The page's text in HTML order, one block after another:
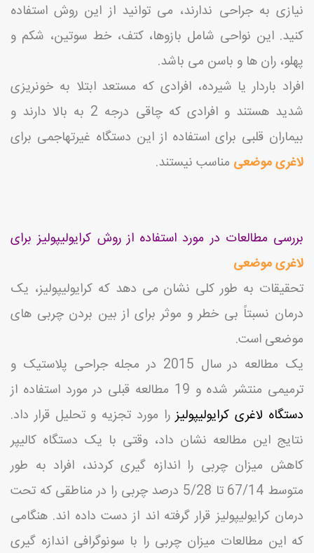
نیازی به جراحی ندارند، می توانید از این روش استفاده
کنید. این نواحی شامل بازوها، کتف، خط سوتین، شکم و
پهلو، ران ها و باسن می باشد.
افراد باردار یا شیرده، افرادی که مستعد ابتلا به خونریزی
شدید هستند و افرادی که چاقی درجه 2 به بالا دارند و
بیماران قلبی برای استفاده از این دستگاه غیرتهاجمی برای
لاغری موضعی مناسب نیستند.
بررسی مطالعات در مورد استفاده از روش کرایولیپولیز برای
لاغری موضعی
تحقیقات به طور کلی نشان می دهد که کرایولیپولیز، یک
درمان نسبتاً بی خطر و موثر برای از بین بردن چربی های
موضعی است.
یک مطالعه در سال 2015 در مجله جراحی پلاستیک و
ترمیمی منتشر شده و 19 مطالعه قبلی در مورد استفاده از
دستگاه لاغری کرایولیپولیزرا مورد تجزیه و تحلیل قرار داد.
نتایج این مطالعه نشان داد، وقتی با یک دستگاه کالیپر
کاهش میزان چربی را اندازه گیری کردند، افراد به طور
متوسط 67/14 تا 5/28 درصد چربی را در مناطقی که تحت
درمان کرایولیپولیز قرار گرفته اند از دست داده اند. هنگامی
که این مطالعات میزان چربی را با سونوگرافی اندازه گیری